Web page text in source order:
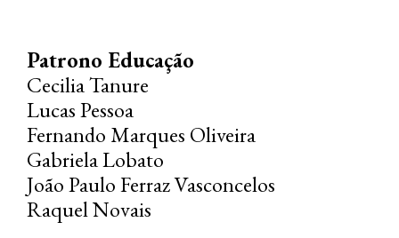
Patrono Educação
Cecilia Tanure
Lucas Pessoa
Fernando Marques Oliveira
Gabriela Lobato
João Paulo Ferraz Vasconcelos
Raquel Novais